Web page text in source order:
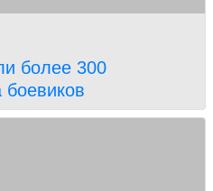
более 300
боевиков